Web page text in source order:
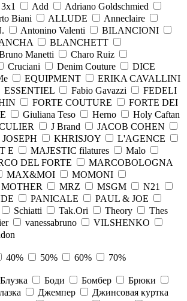
3x1 Add
Adriano Goldschmied
Biani ALLUDE
Anneclaire
Antonino Valenti
BILANCIONI
BLANCHETT
Manetti
Charo Ruiz
Cruciani Denim Couture
DICE
EQUIPMENT
ERIKA CAVALLINI
ESSENTIEL Fabio Gavazzi
FEDELI
FORTE COUTURE
FORTE DEI
Giuliana Teso Herno
Holy Caftan
J Brand
JACOB COHEN
JOSEPH KHRISJOY
L'AGENCE
E MAJESTIC filatures
Malo
DEL FORTE
MARCOBOLOGNA
MAX&MOI
MOMONI
MOTHER MRZ MSGM
N21
PANICALE
PAUL & JOE
Schiatti Tak.Ori Theory
Thes
vanessabruno
VILSHENKO
40% 50% 60%
70%
Блузка Боди Бомбер
Брюки
Джемпер
Джинсовая куртка